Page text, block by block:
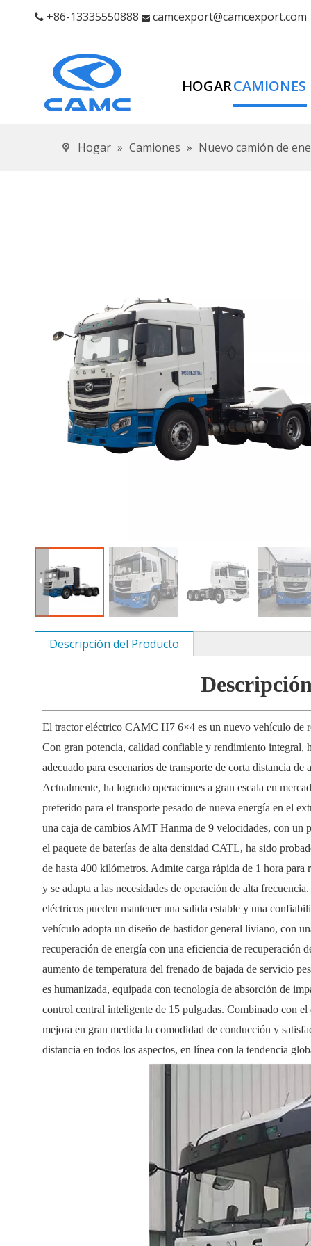
 +86-13335550888  camcexport@camcexport.com
HOGARCAMIONES
Hogar » Camiones » Nuevo camión de
Descripción del Producto
El tractor eléctrico CAMC H7 6×4 es un nuevo vehículo de
Con gran potencia, calidad confiable y rendimiento integral,
adecuado para escenarios de transporte de corta distancia
Actualmente, ha logrado operaciones a gran escala en
preferido para el transporte pesado de nueva energía en el
una caja de cambios AMT Hanma de 9 velocidades, con un
el paquete de baterías de alta densidad CATL, ha sido
de hasta 400 kilómetros. Admite carga rápida de 1 hora
y se adapta a las necesidades de operación de alta
eléctricos pueden mantener una salida estable y una
vehículo adopta un diseño de bastidor general liviano, con
recuperación de energía con una eficiencia de recuperación
aumento de temperatura del frenado de bajada de servicio
es humanizada, equipada con tecnología de absorción de
control central inteligente de 15 pulgadas. Combinado con
mejora en gran medida la comodidad de conducción y
distancia en todos los aspectos, en línea con la tendencia